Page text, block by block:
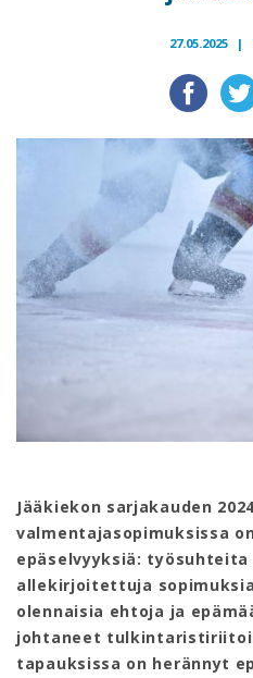
27.05.2025 |
Jääkiekon sarjakauden
valmentajasopimuksissa
epäselvyyksiä:
allekirjoitettuja
olennaisia ehtoja ja
johtaneet
tapauksissa on herännyt